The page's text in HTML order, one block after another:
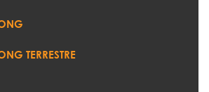
TERRESTRE